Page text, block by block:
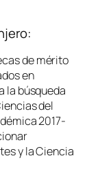
de mérito
en
la búsqueda
del
2017-
y la Ciencia